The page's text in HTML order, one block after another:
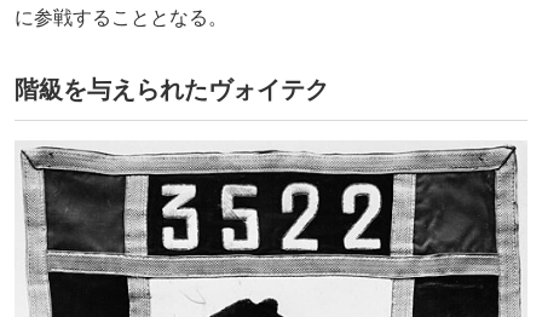
に参戦することとなる。
階級を与えられたヴォイテク